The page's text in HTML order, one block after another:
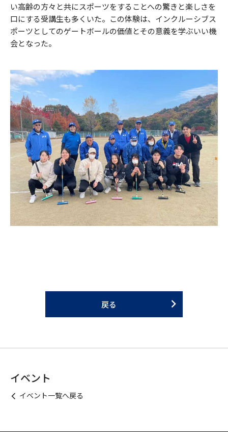
い高齢の方々と共にスポーツをすることへの驚きと楽しさを
口にする受講生も多くいた。この体験は、インクルーシブス
ポーツとしてのゲートボールの価値とその意義を学ぶいい機
会となった。
戻る
イベント
イベント一覧へ戻る